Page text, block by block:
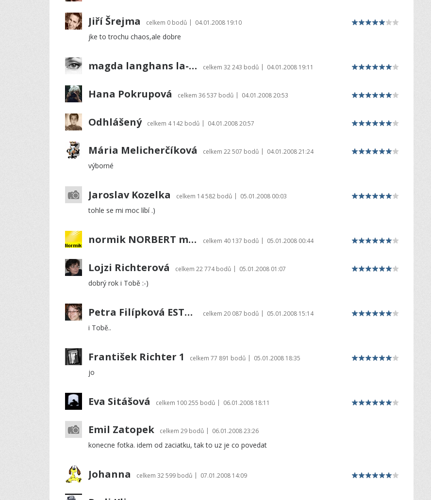
Jiří Šrejma celkem 0 bodů | 04.01.2008 19:10
jke to trochu chaos,ale dobre
magda langhans la-guna celkem 32 243 bodů | 04.01.2008 19:11
Hana Pokrupová celkem 36 537 bodů | 04.01.2008 20:53
Odhlášený celkem 4 142 bodů | 04.01.2008 20:57
Mária Melicherčíková celkem 22 507 bodů | 04.01.2008 21:24
výborné
Jaroslav Kozelka celkem 14 582 bodů | 05.01.2008 00:03
tohle se mi moc líbí .)
normik NORBERT mikš celkem 40 137 bodů | 05.01.2008 00:44
Lojzi Richterová celkem 22 774 bodů | 05.01.2008 01:07
dobrý rok i Tobě :-)
Petra Filípková ESTRELLKA celkem 20 087 bodů | 05.01.2008 15:14
i Tobě..
František Richter 1 celkem 77 891 bodů | 05.01.2008 18:35
jo
Eva Sitášová celkem 100 255 bodů | 06.01.2008 18:11
Emil Zatopek celkem 29 bodů | 06.01.2008 23:26
konecne fotka. idem od zaciatku, tak to uz je co povedat
Johanna celkem 32 599 bodů | 07.01.2008 14:09